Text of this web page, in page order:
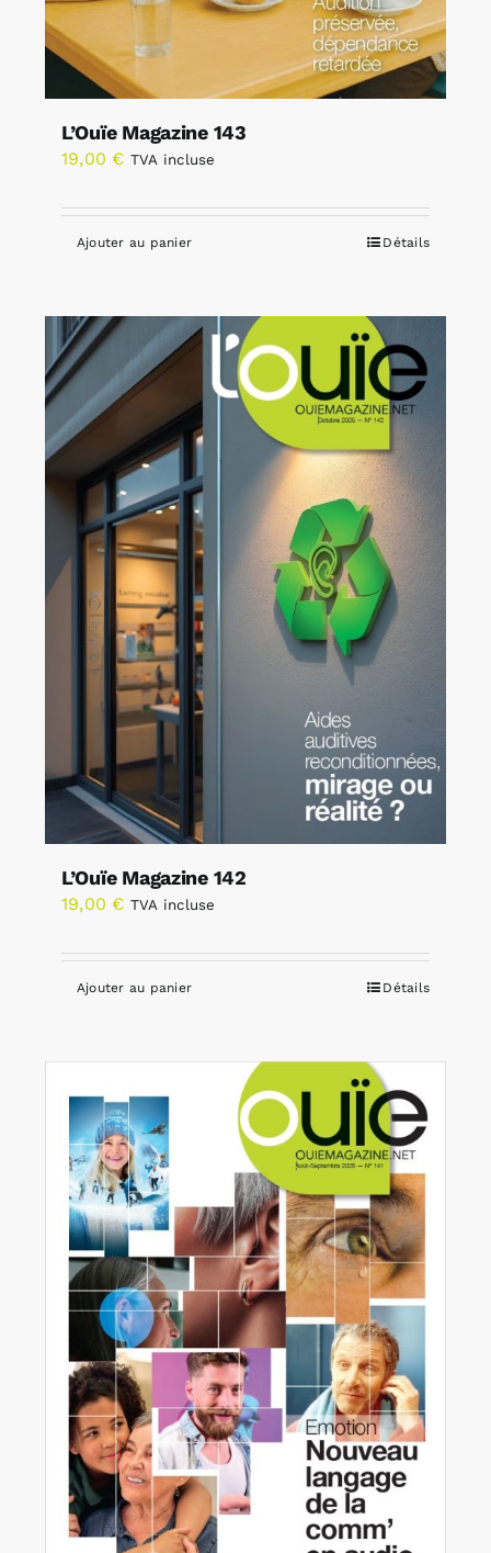
L’Ouïe Magazine 143
19,00 € TVA incluse
Ajouter au panier Détails
L’Ouïe Magazine 142
19,00 € TVA incluse
Ajouter au panier Détails